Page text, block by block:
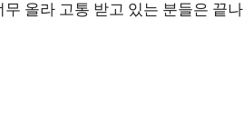
올라 고통 받고 있는 분들은 끝나